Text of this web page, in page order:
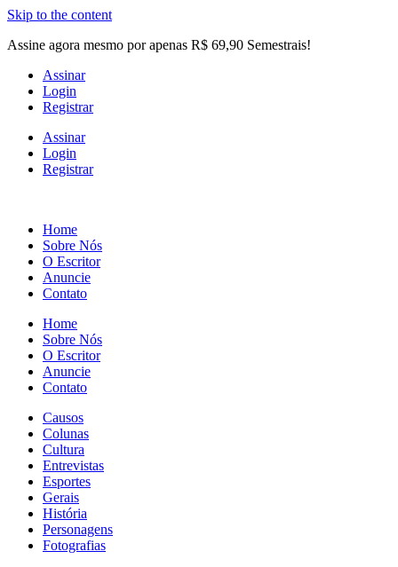
Skip to the content
Assine agora mesmo por apenas R$ 69,90 Semestrais!
Assinar
Login
Registrar
Assinar
Login
Registrar
Home
Sobre Nós
O Escritor
Anuncie
Contato
Home
Sobre Nós
O Escritor
Anuncie
Contato
Causos
Colunas
Cultura
Entrevistas
Esportes
Gerais
História
Personagens
Fotografias